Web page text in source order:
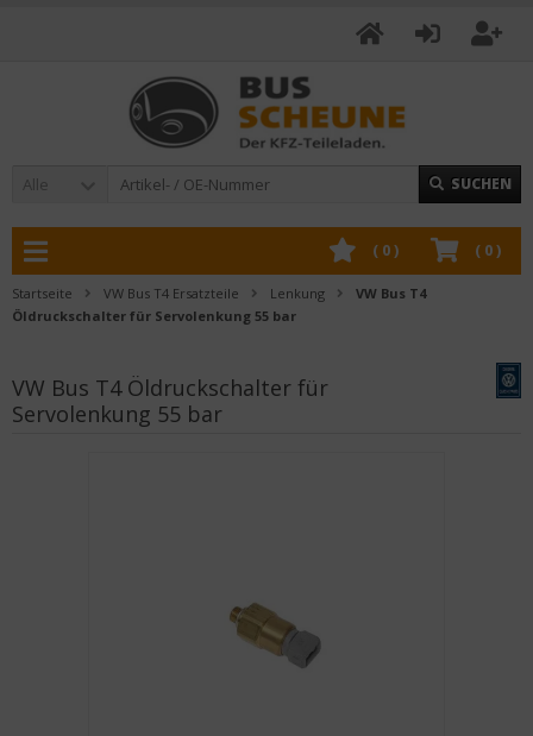
Alle SUCHEN
( 0)
( 0)
Startseite VW Bus T4 Ersatzteile Lenkung
VW Bus T4
Öldruckschalter für Servolenkung 55 bar
VW Bus T4 Öldruckschalter für
Servolenkung 55 bar